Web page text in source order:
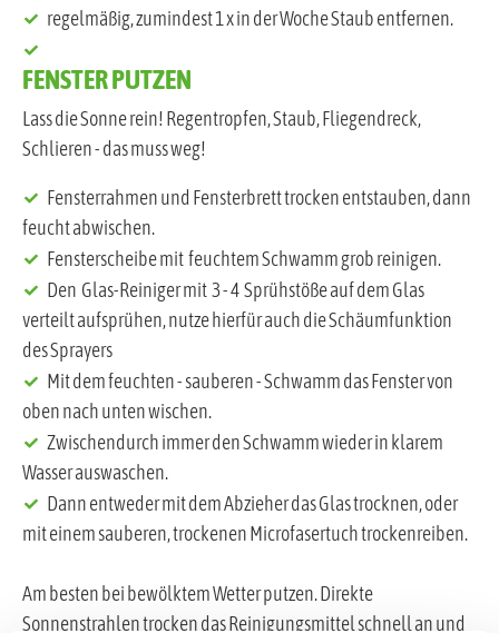
regelmäßig, zumindest 1 x in der Woche Staub entfernen.
FENSTER PUTZEN
Lass die Sonne rein! Regentropfen, Staub, Fliegendreck,
Schlieren - das muss weg!
Fensterrahmen und Fensterbrett trocken entstauben, dann
feucht abwischen.
Fensterscheibe mit feuchtem Schwamm grob reinigen.
Den Glas-Reiniger mit 3 - 4 Sprühstöße auf dem Glas
verteilt aufsprühen, nutze hierfür auch die Schäumfunktion
des Sprayers
Mit dem feuchten - sauberen - Schwamm das Fenster von
oben nach unten wischen.
Zwischendurch immer den Schwamm wieder in klarem
Wasser auswaschen.
Dann entweder mit dem Abzieher das Glas trocknen, oder
mit einem sauberen, trockenen Microfasertuch trockenreiben.
Am besten bei bewölktem Wetter putzen. Direkte
Sonnenstrahlen trocken das Reinigungsmittel schnell an und